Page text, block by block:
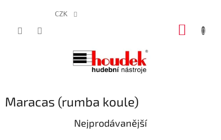
CZK
Maracas (rumba koule)
Nejprodávanější